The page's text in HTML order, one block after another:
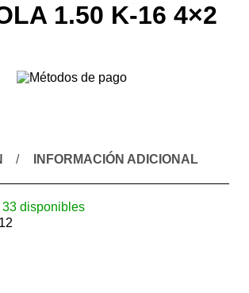
1.50 K-16 4×2
INFORMACIÓN ADICIONAL
33 disponibles